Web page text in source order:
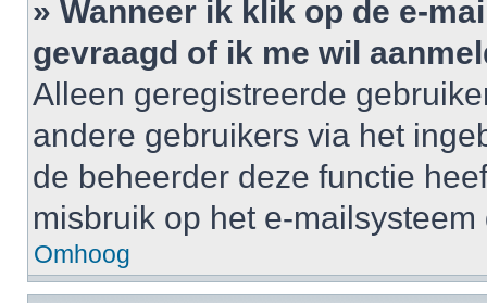
» Wanneer ik klik op de e-
gevraagd of ik me wil
Alleen geregistreerde
andere gebruikers via het
de beheerder deze functie
misbruik op het e-
Omhoog